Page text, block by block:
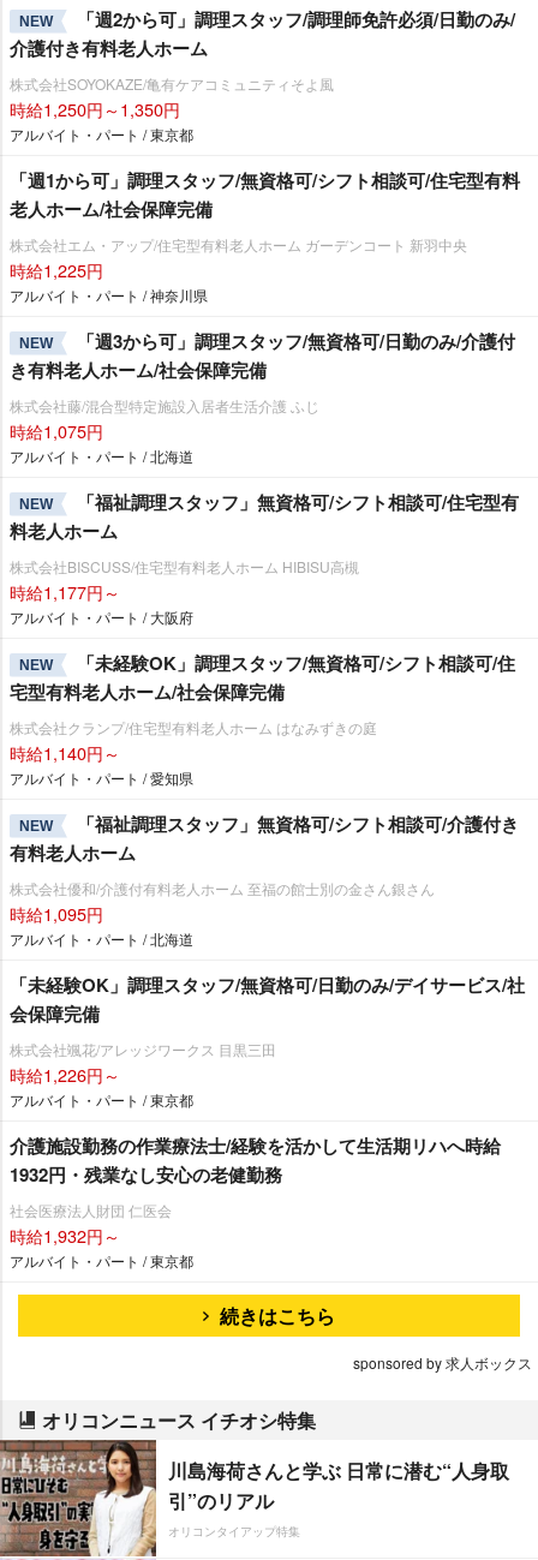
NEW
「週2から可」調理スタッフ/調理師免許必須/日勤のみ/
介護付き有料老人ホーム
株式会社SOYOKAZE/亀有ケアコミュニティそよ風
時給1,250円～1,350円
アルバイト・パート / 東京都
「週1から可」調理スタッフ/無資格可/シフト相談可/住宅型有料
老人ホーム/社会保障完備
株式会社エム・アップ/住宅型有料老人ホーム ガーデンコート 新羽中央
時給1,225円
アルバイト・パート / 神奈川県
NEW
「週3から可」調理スタッフ/無資格可/日勤のみ/介護付
き有料老人ホーム/社会保障完備
株式会社藤/混合型特定施設入居者生活介護 ふじ
時給1,075円
アルバイト・パート / 北海道
NEW
「福祉調理スタッフ」無資格可/シフト相談可/住宅型有
料老人ホーム
株式会社BISCUSS/住宅型有料老人ホーム HIBISU高槻
時給1,177円～
アルバイト・パート / 大阪府
NEW
「未経験OK」調理スタッフ/無資格可/シフト相談可/住
宅型有料老人ホーム/社会保障完備
株式会社クランプ/住宅型有料老人ホーム はなみずきの庭
時給1,140円～
アルバイト・パート / 愛知県
NEW
「福祉調理スタッフ」無資格可/シフト相談可/介護付き
有料老人ホーム
株式会社優和/介護付有料老人ホーム 至福の館士別の金さん銀さん
時給1,095円
アルバイト・パート / 北海道
「未経験OK」調理スタッフ/無資格可/日勤のみ/デイサービス/社
会保障完備
株式会社颯花/アレッジワークス 目黒三田
時給1,226円～
アルバイト・パート / 東京都
介護施設勤務の作業療法士/経験を活かして生活期リハへ時給
1932円・残業なし安心の老健勤務
社会医療法人財団 仁医会
時給1,932円～
アルバイト・パート / 東京都
続きはこちら
sponsored by 求人ボックス
オリコンニュース イチオシ特集
川島海荷さんと学ぶ 日常に潜む“人身取
引”のリアル
オリコンタイアップ特集